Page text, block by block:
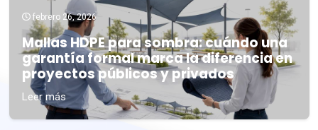
febrero 26, 2026
Mallas HDPE para sombra: cuándo una
garantía formal marca la diferencia en
proyectos públicos y privados
Leer más